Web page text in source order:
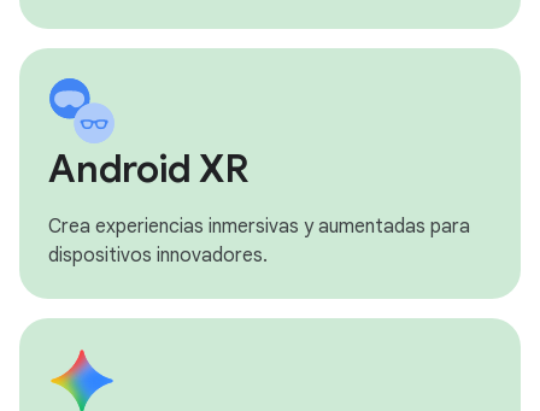
Android XR
Crea experiencias inmersivas y aumentadas para
dispositivos innovadores.